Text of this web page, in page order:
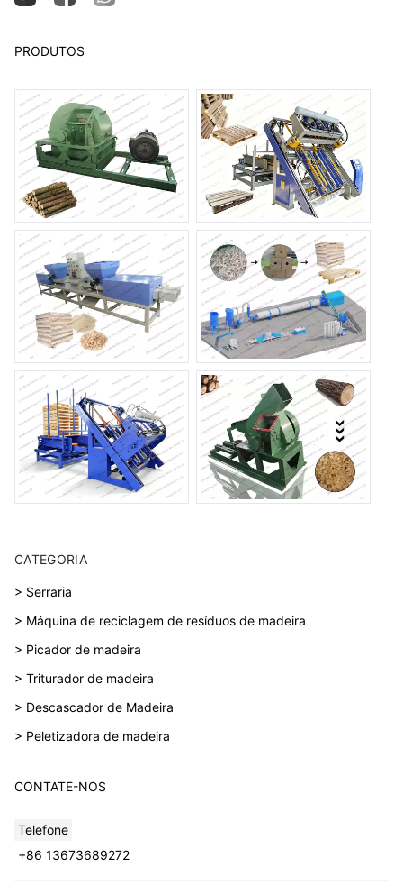
PRODUTOS
CATEGORIA
> Serraria
> Máquina de reciclagem de resíduos de madeira
> Picador de madeira
> Triturador de madeira
> Descascador de Madeira
> Peletizadora de madeira
CONTATE-NOS
Telefone
+86 13673689272